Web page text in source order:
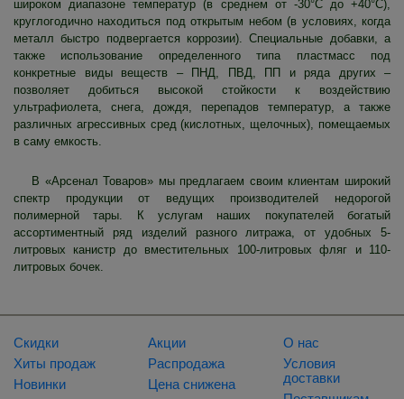
широком диапазоне температур (в среднем от -30°C до +40°C),
круглогодично находиться под открытым небом (в условиях, когда
металл быстро подвергается коррозии). Специальные добавки, а
также использование определенного типа пластмасс под
конкретные виды веществ – ПНД, ПВД, ПП и ряда других –
позволяет добиться высокой стойкости к воздействию
ультрафиолета, снега, дождя, перепадов температур, а также
различных агрессивных сред (кислотных, щелочных), помещаемых
в саму емкость.
В «Арсенал Товаров» мы предлагаем своим клиентам широкий
спектр продукции от ведущих производителей недорогой
полимерной тары. К услугам наших покупателей богатый
ассортиментный ряд изделий разного литража, от удобных 5-
литровых канистр до вместительных 100-литровых фляг и 110-
литровых бочек.
Скидки
Хиты продаж
Новинки
Акции
Распродажа
Цена снижена
О нас
Условия
доставки